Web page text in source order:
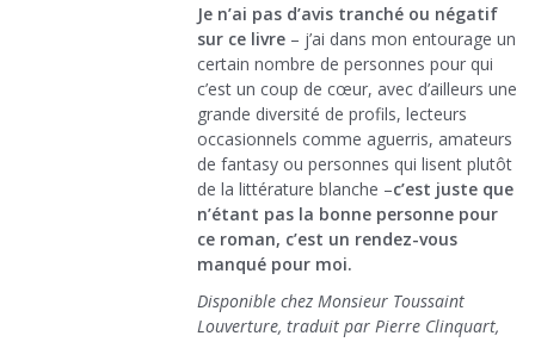
Je n’ai pas d’avis tranché ou négatif
sur ce livre – j’ai dans mon entourage un
certain nombre de personnes pour qui
c’est un coup de cœur, avec d’ailleurs une
grande diversité de profils, lecteurs
occasionnels comme aguerris, amateurs
de fantasy ou personnes qui lisent plutôt
de la littérature blanche –c’est juste que
n’étant pas la bonne personne pour
ce roman, c’est un rendez-vous
manqué pour moi.
Disponible chez Monsieur Toussaint
Louverture, traduit par Pierre Clinquart,